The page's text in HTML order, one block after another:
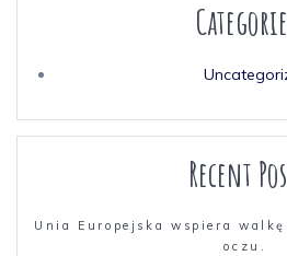
Recent
Unia Europejska wspiera
oczu.